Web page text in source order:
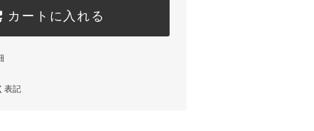
カートに入れる
表記